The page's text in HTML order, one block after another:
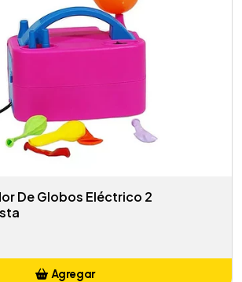
De Globos Eléctrico 2
Agregar